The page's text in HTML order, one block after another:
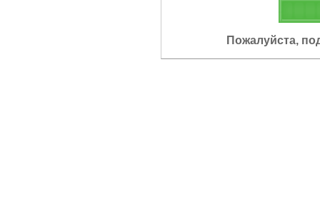
Пожалуйста,